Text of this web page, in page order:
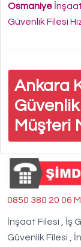
Osmaniye
Güvenlik Filesi
Ankara
Müşteri
0850 380 20 06
İnşaat Filesi , İş
Güvenlik Filesi ,